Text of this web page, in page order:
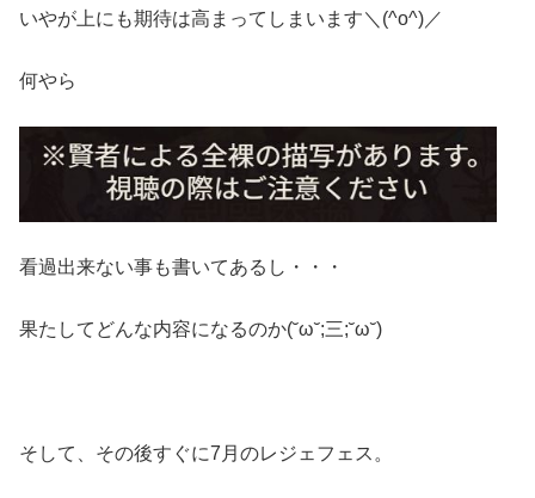
いやが上にも期待は高まってしまいます＼(^o^)／
何やら
看過出来ない事も書いてあるし・・・
果たしてどんな内容になるのか(˘ω˘;三;˘ω˘)
そして、その後すぐに7月のレジェフェス。